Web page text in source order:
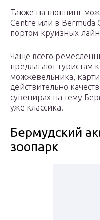
Также на шоппинг
Centre или в Bermuda
портом круизных
Чаще всего
предлагают туристам
можжевельника,
действительно
сувенирах на тему
уже классика.
Бермудский
зоопарк